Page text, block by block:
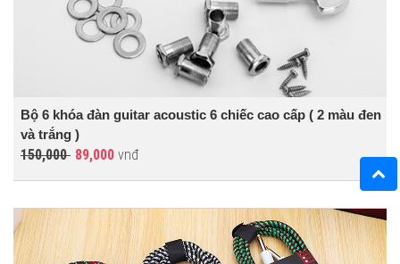
Bộ 6 khóa đàn guitar acoustic 6 chiếc cao cấp ( 2 màu đen
và trắng )
150,000 89,000 vnđ